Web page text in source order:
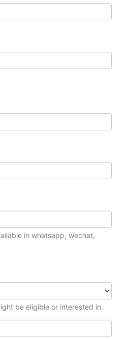
in whatsapp, wechat,
be eligible or interested in.